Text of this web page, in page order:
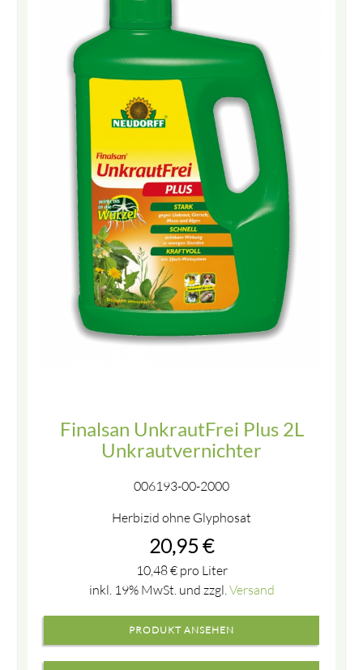
Finalsan UnkrautFrei Plus 2L
Unkrautvernichter
006193-00-2000
Herbizid ohne Glyphosat
20,95 €
10,48€pro Liter
inkl. 19% MwSt. und zzgl. Versand
PRODUKT ANSEHEN